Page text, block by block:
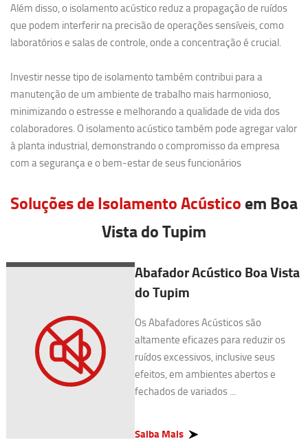
Além disso, o isolamento acústico reduz a propagação de ruídos
que podem interferir na precisão de operações sensíveis, como
laboratórios e salas de controle, onde a concentração é crucial.
Investir nesse tipo de isolamento também contribui para a
manutenção de um ambiente de trabalho mais harmonioso,
minimizando o estresse e melhorando a qualidade de vida dos
colaboradores. O isolamento acústico também pode agregar valor
à planta industrial, demonstrando o compromisso da empresa
com a segurança e o bem-estar de seus funcionários
Soluções de Isolamento Acústico em Boa
Vista do Tupim
Abafador Acústico Boa Vista
do Tupim
Os Abafadores Acústicos são
altamente eficazes para reduzir os
ruídos excessivos, inclusive seus
efeitos, em ambientes abertos e
fechados de variados ...
Saiba Mais